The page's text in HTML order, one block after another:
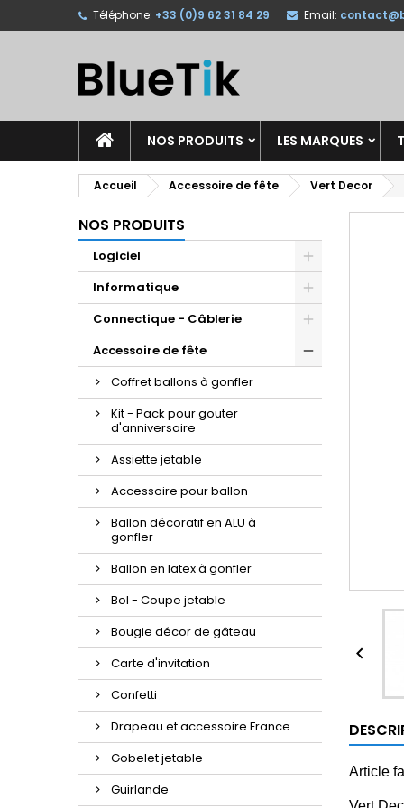
Téléphone: +33 (0)9 62 31 84 29 Email:
NOS PRODUITS LES MARQUES
Accueil Accessoire de fête Vert Decor
NOS PRODUITS
Logiciel
Informatique
Connectique - Câblerie
Accessoire de fête
Coffret ballons à gonfler
Kit - Pack pour gouter
d'anniversaire
Assiette jetable
Accessoire pour ballon
Ballon décoratif en ALU à
gonfler
Ballon en latex à gonfler
Bol - Coupe jetable
Bougie décor de gâteau
Carte d'invitation
Confetti
Drapeau et accessoire France
Gobelet jetable
Guirlande

Article